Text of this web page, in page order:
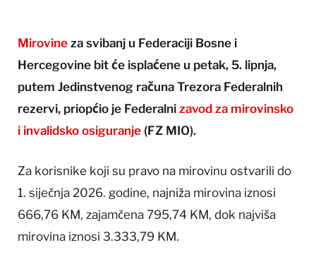
Mirovine za svibanj u Federaciji Bosne i
Hercegovine bit će isplaćene u petak, 5. lipnja,
putem Jedinstvenog računa Trezora Federalnih
rezervi, priopćio je Federalni zavod za mirovinsko
i invalidsko osiguranje (FZ MIO).
Za korisnike koji su pravo na mirovinu ostvarili do
1. siječnja 2026. godine, najniža mirovina iznosi
666,76 KM, zajamčena 795,74 KM, dok najviša
mirovina iznosi 3.333,79 KM.